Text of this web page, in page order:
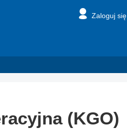
Zaloguj się
(KGO)